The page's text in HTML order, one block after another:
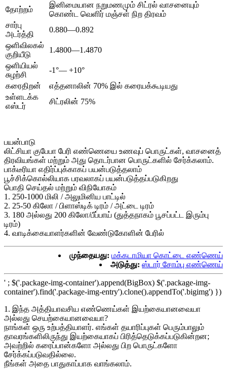
தோற்றம்
இனிமையான நறுமணமும் சிட்ரல் வாசனையும்
கொண்ட வெளிர் மஞ்சள் நிற திரவம்
சார்பு
அடர்த்தி
0.880—0.892
ஒளிவிலகல்
குறியீடு
1.4800—1.4870
ஒளியியல்
சுழற்சி
-1°— +10°
கரைதிறன்
எத்தனாலின் 70% இல் கரையக்கூடியது
உள்ளடக்க
எஸ்டர்
சிட்ரலின் 75%
பயன்பாடு
லிட்சியா குபேபா பேரி எண்ணெயை உணவுப் பொருட்கள், வாசனைத்
திரவியங்கள் மற்றும் அது தொடர்பான பொருட்களில் சேர்க்கலாம்.
பாக்டீரியா எதிர்ப்புக்காகப் பயன்படுத்தலாம்
பூச்சிக்கொல்லியாக பரவலாகப் பயன்படுத்தப்படுகிறது
பொதி செய்தல் மற்றும் விநியோகம்
1. 250-1000 மிலி / அலுமினிய பாட்டில்
2. 25-50 கிலோ / பிளாஸ்டிக் டிரம் / அட்டை டிரம்
3. 180 அல்லது 200 கிலோ/பீப்பாய் (துத்தநாகம் பூசப்பட்ட இரும்பு
டிரம்)
4. வாடிக்கையாளர்களின் வேண்டுகோளின் பேரில்
முந்தையது: மக்கடாமியா கொட்டை எண்ணெய்
அடுத்து: ஸ்டார் சோம்பு எண்ணெய்
' ; $('.package-img-container').append(BigBox) $('.package-img-
container').find('.package-img-entry').clone().appendTo('.bigimg') })
1. இந்த அத்தியாவசிய எண்ணெய்கள் இயற்கையானவையா
அல்லது செயற்கையானவையா?
நாங்கள் ஒரு உற்பத்தியாளர். எங்கள் தயாரிப்புகள் பெரும்பாலும்
தாவரங்களிலிருந்து இயற்கையாகப் பிரித்தெடுக்கப்படுகின்றன;
அவற்றில் கரைப்பான்களோ அல்லது பிற பொருட்களோ
சேர்க்கப்படுவதில்லை.
நீங்கள் அதை பாதுகாப்பாக வாங்கலாம்.